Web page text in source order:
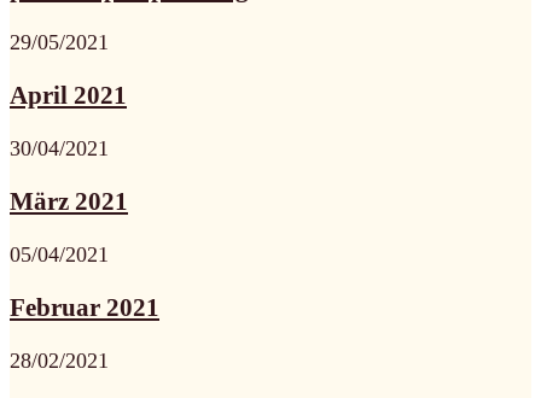
29/05/2021
April 2021
30/04/2021
März 2021
05/04/2021
Februar 2021
28/02/2021